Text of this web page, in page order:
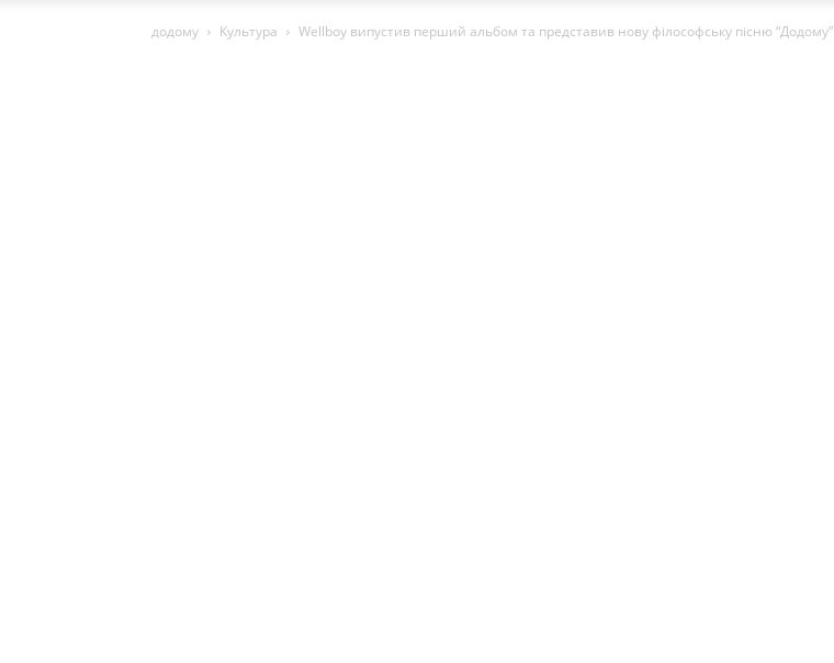
додому Культура Wellboy випустив перший альбом та представив нову філософську пісню “Додому”